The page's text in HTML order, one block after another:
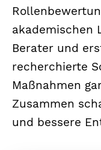
akademischen
Berater und
recherchierte
Maßnahmen
Zusammen
und bessere